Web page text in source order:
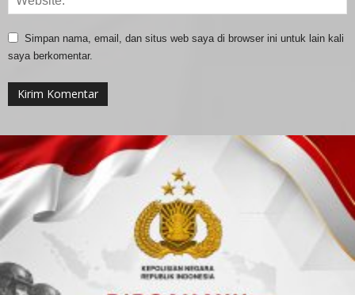
Simpan nama, email, dan situs web saya di browser ini untuk lain kali
saya berkomentar.